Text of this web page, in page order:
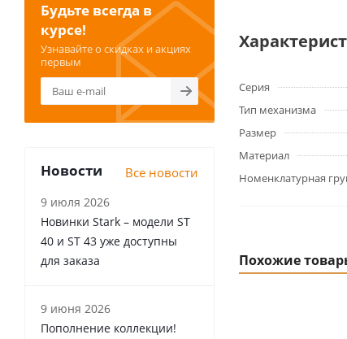
Серия
Тип механизма
Размер
Материал
Номенклатурная
Похожие
Будьте всегда в
курсе!
Узнавайте о скидках и акциях
первым
Новости Все новости
9 июля 2026
Новинки Stark – модели ST
40 и ST 43 уже доступны
для заказа
9 июня 2026
Пополнение коллекции!